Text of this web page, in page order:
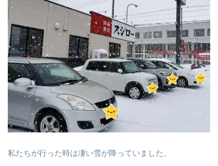
私たちが行った時は凄い雪が降っていました。